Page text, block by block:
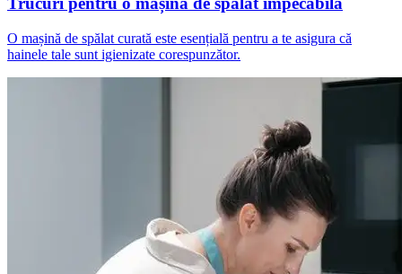
O mașină de spălat curată este esențială pentru a te asigura că
hainele tale sunt igienizate corespunzător.